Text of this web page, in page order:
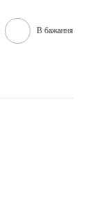
В бажання